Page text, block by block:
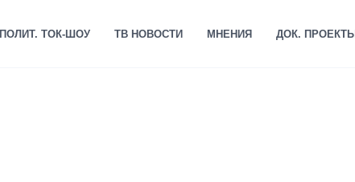
ПОЛИТ. ТОК-ШОУ ТВ НОВОСТИ МНЕНИЯ ДОК. ПРОЕКТЫ